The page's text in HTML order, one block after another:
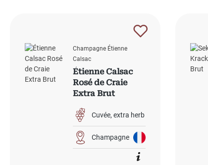
Champagne Étienne
Calsac
Étienne Calsac
Rosé de Craie
Extra Brut
Cuvée extra herb
Champagne